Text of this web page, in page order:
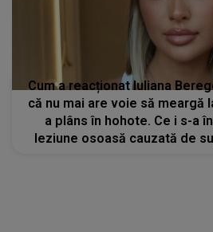
Cum a reacționat Iuliana
că nu mai are voie să meargă
a plâns în hohote. Ce i s-a
leziune osoasă cauzată de